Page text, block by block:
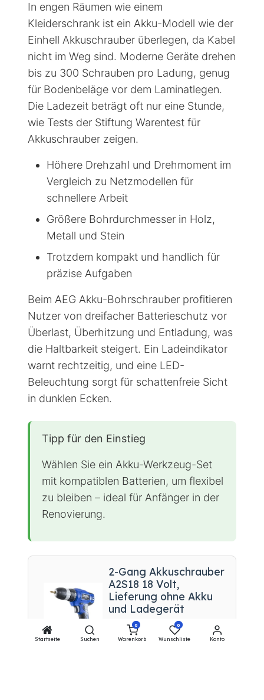
Startseite Suchen
0
Warenkorb
0
Wunschliste Konto
In engen Räumen wie einem
Kleiderschrank ist ein Akku-Modell wie der
Einhell Akkuschrauber überlegen, da Kabel
nicht im Weg sind. Moderne Geräte drehen
bis zu 300 Schrauben pro Ladung, genug
für Bodenbeläge vor dem Laminatlegen.
Die Ladezeit beträgt oft nur eine Stunde,
wie Tests der Stiftung Warentest für
Akkuschrauber zeigen.
Höhere Drehzahl und Drehmoment im
Vergleich zu Netzmodellen für
schnellere Arbeit
Größere Bohrdurchmesser in Holz,
Metall und Stein
Trotzdem kompakt und handlich für
präzise Aufgaben
Beim AEG Akku-Bohrschrauber profitieren
Nutzer von dreifacher Batterieschutz vor
Überlast, Überhitzung und Entladung, was
die Haltbarkeit steigert. Ein Ladeindikator
warnt rechtzeitig, und eine LED-
Beleuchtung sorgt für schattenfreie Sicht
in dunklen Ecken.
Tipp für den Einstieg
Wählen Sie ein Akku-Werkzeug-Set
mit kompatiblen Batterien, um flexibel
zu bleiben – ideal für Anfänger in der
Renovierung.
2-Gang Akkuschrauber
A2S18 18 Volt,
Lieferung ohne Akku
und Ladegerät
15.04 EUR